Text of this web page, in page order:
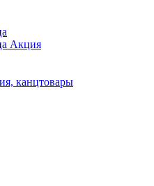
Акция
канцтовары